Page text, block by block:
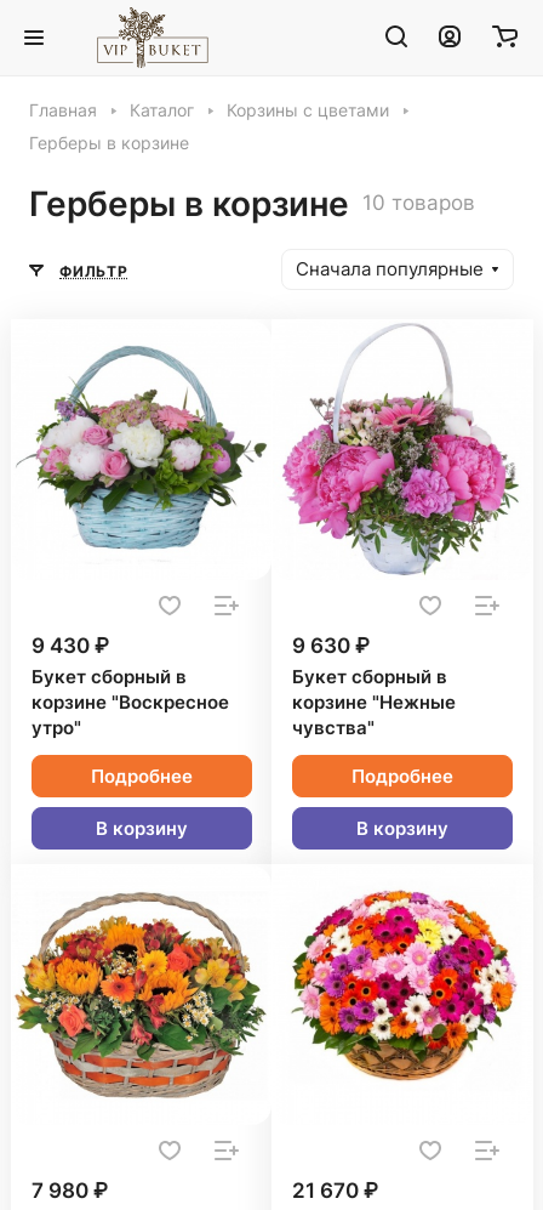
Главная Каталог
Корзины с цветами
Герберы в корзине
Герберы в корзине 10 товаров
ФИЛЬТР Сначала популярные
9 430 ₽
Букет сборный в
корзине "Воскресное
утро"
Подробнее
В корзину
9 630 ₽
Букет сборный в
корзине "Нежные
чувства"
Подробнее
В корзину
7 980 ₽ 21 670 ₽